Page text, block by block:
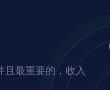
最重要的，收入